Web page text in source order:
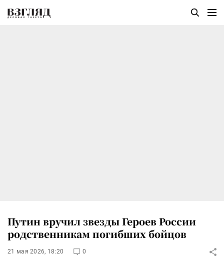
Путин вручил звезды Героев России
родственникам погибших бойцов
21 мая 2026, 18:20 0